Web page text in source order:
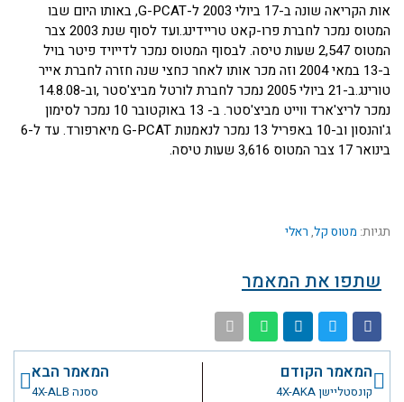
אות הקריאה שונה ב-17 ביולי 2003 ל-G-PCAT, באותו היום שבו
המטוס נמכר לחברת פרו-קאט טריידינג.ועד לסוף שנת 2003 צבר
המטוס 2,547 שעות טיסה. לבסוף המטוס נמכר לדייויד פיטר בויל
ב-13 במאי 2004 וזה מכר אותו לאחר כחצי שנה חזרה לחברת אייר
טורינג.ב-21 ביולי 2005 נמכר לחברת לורטל מביצ'סטר ,וב-14.8.08
נמכר לריצ'ארד ווייט מביצ'סטר. ב- 13 באוקטובר 10 נמכר לסימון
ג'והנסון וב-10 באפריל 13 נמכר לנאמנות G-PCAT מיארפורד. עד ל-6
בינואר 17 צבר המטוס 3,616 שעות טיסה.
תגיות: מטוס קל, ראלי
שתפו את המאמר
קודם
המאמר הקודם
קונסטליישן 4X-AKA
המאמר הבא
ססנה 4X-ALB